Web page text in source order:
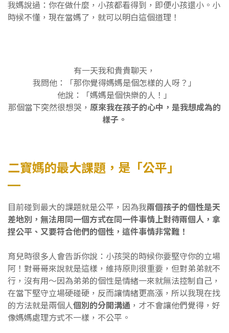
我媽說過：你在做什麼，小孩都看得到，即便小孩還小。小
時候不懂，現在當媽了，就可以明白這個道理！
有一天我和貴貴聊天，
我問他：「那你覺得媽媽是個怎樣的人呀？」
他說：「媽媽是個快樂的人！」
那個當下突然很想哭， 原來我在孩子的心中，是我想成為的
樣子。
二寶媽的最大課題，是「公平」
目前碰到最大的課題就是公平，因為我兩個孩子的個性是天
差地別，無法用同一個方式在同一件事情上對待兩個人，拿
捏公平、又要符合他們的個性，這件事情非常難！
育兒時很多人會告訴你說：小孩哭的時候你要堅守你的立場
阿！對哥哥來說就是這樣，維持原則很重要，但對弟弟就不
行，沒有用～因為弟弟的個性是情緒一來就無法控制自己，
在當下堅守立場硬碰硬，反而讓情緒更高漲，所以我現在找
的方法就是兩個人個別的分開溝通 ，才不會讓他們覺得，好
像媽媽處理方式不一樣，不公平。